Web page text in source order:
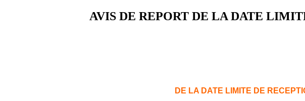
AVIS DE REPORT DE LA DATE
DE LA DATE LIMITE DE